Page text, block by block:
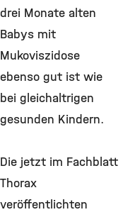
drei Monate alten
Babys mit
Mukoviszidose
ebenso gut ist wie
bei gleichaltrigen
gesunden Kindern.
Die jetzt im Fachblatt
Thorax
veröffentlichten